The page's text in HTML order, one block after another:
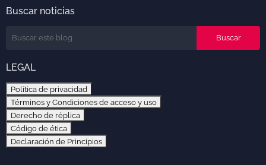
Buscar noticias
LEGAL
Política de privacidad
Términos y Condiciones de acceso y uso
Derecho de réplica
Código de ética
Declaración de Principios